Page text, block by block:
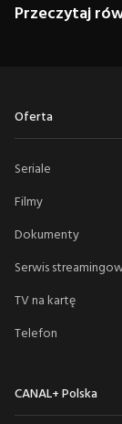
Przeczytaj
Oferta
Seriale
Filmy
Dokumenty
Serwis
TV na kartę
Telefon
CANAL+ Polska